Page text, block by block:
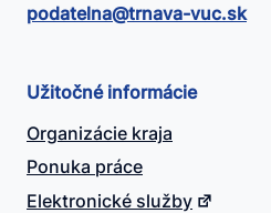
podatelna@​trnava-vuc.sk
Užitočné informácie
Organizácie kraja
Ponuka práce
Elektronické služby